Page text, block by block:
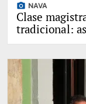
photo_camera NAVA
Clase
tradicional: